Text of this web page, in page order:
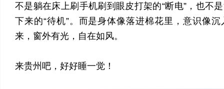
不是躺在床上刷手机刷到眼皮打架的“断电”，也不
下来的“待机”。而是身体像落进棉花里，意识像
来，窗外有光，自在如风。
来贵州吧，好好睡一觉！